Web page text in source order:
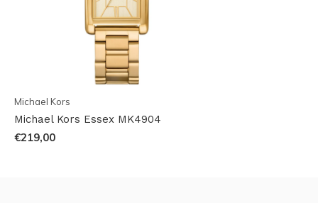
Michael Kors
Michael Kors Essex MK4904
€219,00